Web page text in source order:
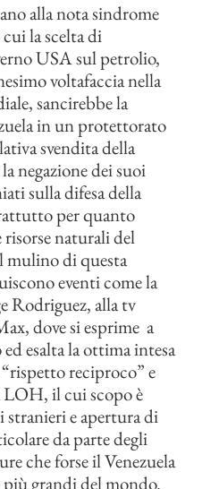
alla nota sindrome
la scelta di
USA sul petrolio,
voltafaccia nella
sancirebbe la
in un protettorato
svendita della
negazione dei suoi
sulla difesa della
per quanto
risorse naturali del
mulino di questa
eventi come la
Rodriguez, alla tv
dove si esprime a
esalta la ottima intesa
reciproco” e
LOH, il cui scopo è
e apertura di
da parte degli
che forse il Venezuela
più grandi del mondo.